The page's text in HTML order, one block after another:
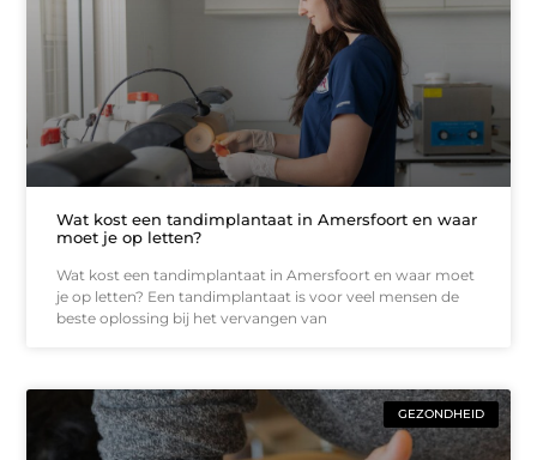
Wat kost een tandimplantaat in Amersfoort en waar
moet je op letten?
Wat kost een tandimplantaat in Amersfoort en waar moet
je op letten? Een tandimplantaat is voor veel mensen de
beste oplossing bij het vervangen van
GEZONDHEID